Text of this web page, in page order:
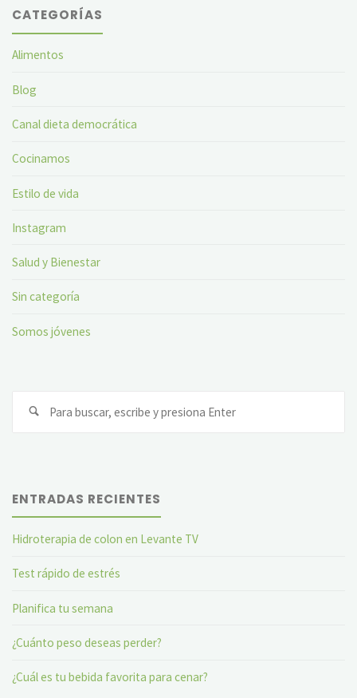
CATEGORÍAS
Alimentos
Blog
Canal dieta democrática
Cocinamos
Estilo de vida
Instagram
Salud y Bienestar
Sin categoría
Somos jóvenes
ENTRADAS RECIENTES
Hidroterapia de colon en Levante TV
Test rápido de estrés
Planifica tu semana
¿Cuánto peso deseas perder?
¿Cuál es tu bebida favorita para cenar?